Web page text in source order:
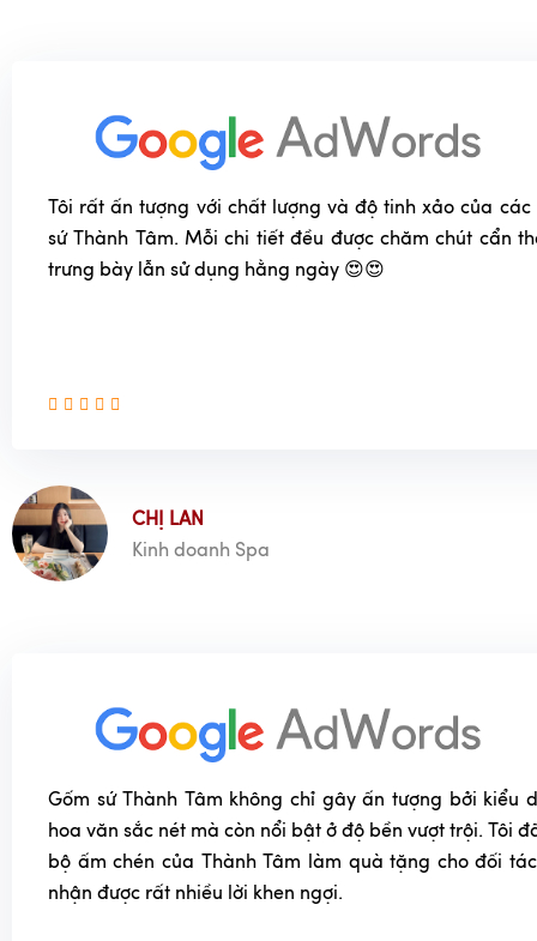
Tôi rất ấn tượng với chất lượng và độ tinh xảo của các
sứ Thành Tâm. Mỗi chi tiết đều được chăm chút cẩn
trưng bày lẫn sử dụng hằng ngày 😍😍
CHỊ LAN
Kinh doanh Spa
Gốm sứ Thành Tâm không chỉ gây ấn tượng bởi kiểu
hoa văn sắc nét mà còn nổi bật ở độ bền vượt trội. Tôi
bộ ấm chén của Thành Tâm làm quà tặng cho đối
nhận được rất nhiều lời khen ngợi.